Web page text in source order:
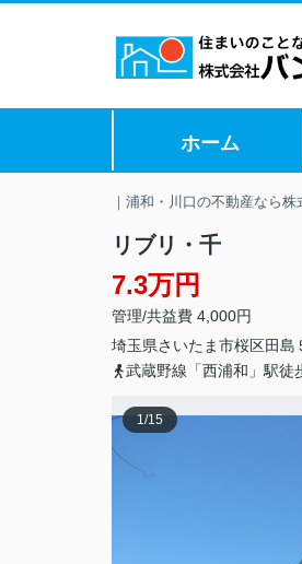
ホーム
｜浦和・川口の不動産なら
リブリ・千
7.3万円
管理/共益費 4,000円
埼玉県さいたま市桜区田島
武蔵野線「西浦和」駅徒
1/15